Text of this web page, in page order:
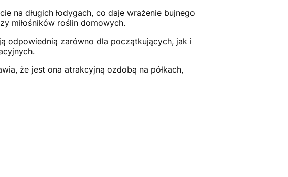
na długich łodygach, co daje wrażenie bujnego
miłośników roślin domowych.
odpowiednią zarówno dla początkujących, jak i
że jest ona atrakcyjną ozdobą na półkach,